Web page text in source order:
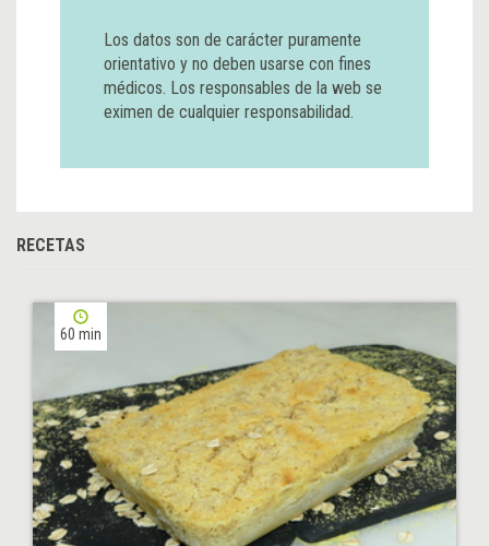
Los datos son de carácter puramente
orientativo y no deben usarse con fines
médicos. Los responsables de la web se
eximen de cualquier responsabilidad.
RECETAS
60 min